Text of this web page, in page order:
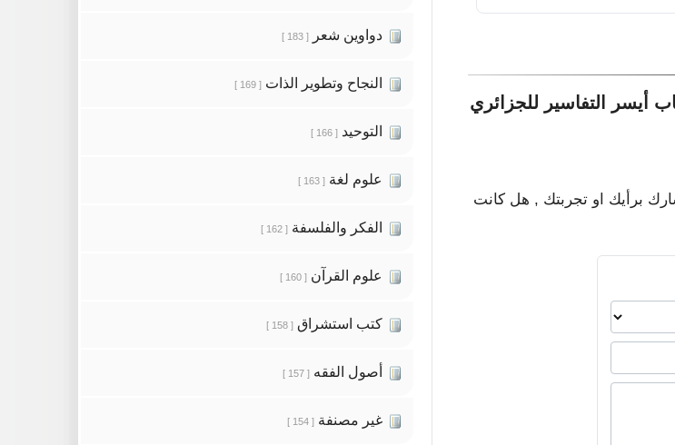
أيسر التفاسير للجزائري
برأيك او تجربتك , هل كانت
دواوين شعر [ 183 ]
النجاح وتطوير الذات [ 169 ]
التوحيد [ 166 ]
علوم لغة [ 163 ]
الفكر والفلسفة [ 162 ]
علوم القرآن [ 160 ]
كتب استشراق [ 158 ]
أصول الفقه [ 157 ]
غير مصنفة [ 154 ]